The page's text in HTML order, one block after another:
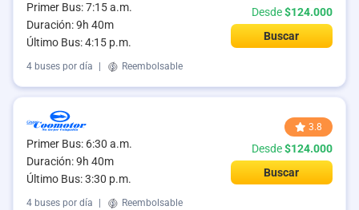
Primer Bus: 7:15 a.m.
Duración: 9h 40m
Último Bus: 4:15 p.m.
Desde$124.000
Buscar
4 buses por día Reembolsable
Primer Bus: 6:30 a.m.
Duración: 9h 40m
Último Bus: 3:30 p.m.
3.8
Desde$124.000
Buscar
4 buses por día Reembolsable